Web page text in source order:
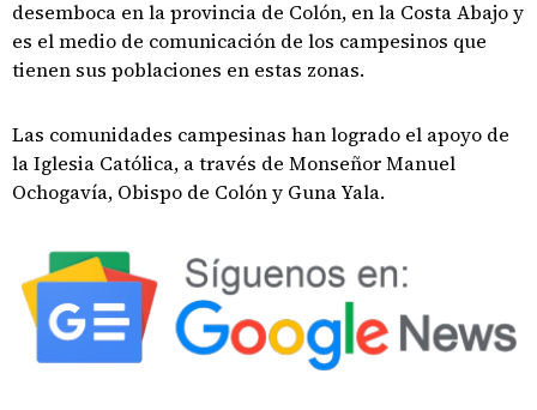
desemboca en la provincia de Colón, en la Costa Abajo y
es el medio de comunicación de los campesinos que
tienen sus poblaciones en estas zonas.
Las comunidades campesinas han logrado el apoyo de
la Iglesia Católica, a través de Monseñor Manuel
Ochogavía, Obispo de Colón y Guna Yala.